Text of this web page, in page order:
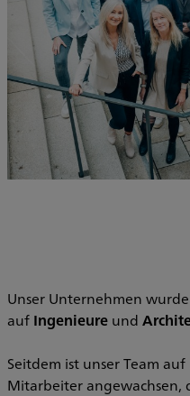
Unser Unternehmen
auf Ingenieure und
Seitdem ist unser Team
Mitarbeiter angewachsen,